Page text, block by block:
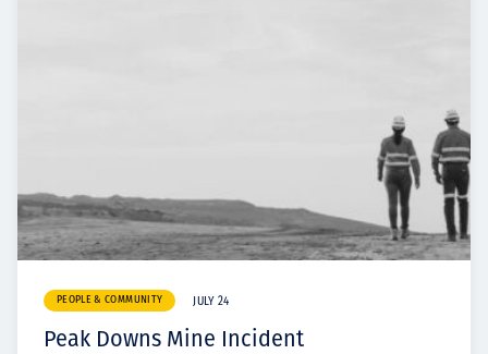
PEOPLE & COMMUNITY JULY 24
Peak Downs Mine Incident